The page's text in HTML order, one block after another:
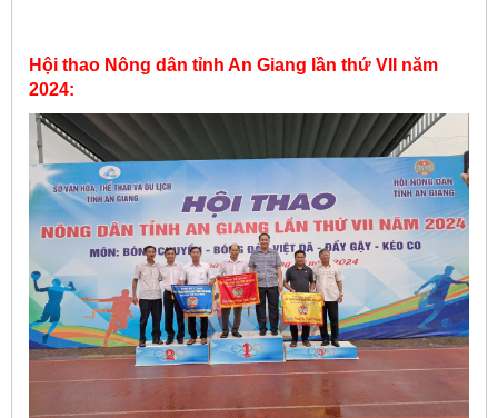
Hội thao Nông dân tỉnh An Giang lần thứ VII năm
2024: